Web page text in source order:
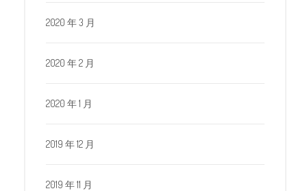
2020 年 3 月
2020 年 2 月
2020 年 1 月
2019 年 12 月
2019 年 11 月